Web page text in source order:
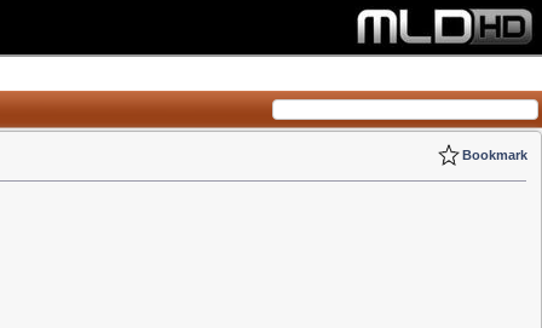
Bookmark